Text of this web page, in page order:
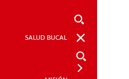
SALUD BUCAL
seda dental
para una